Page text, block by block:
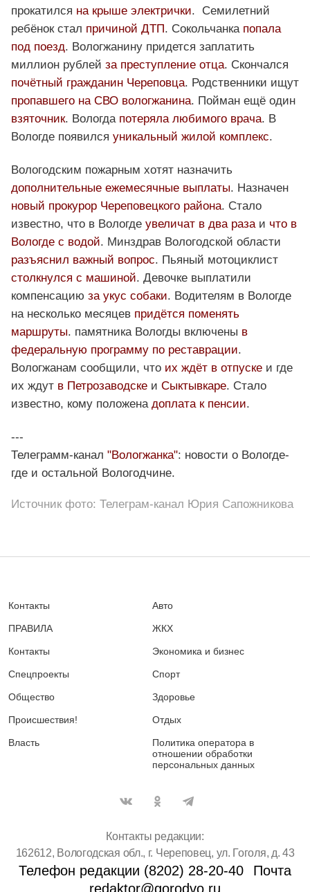
прокатился на крыше электрички. Семилетний
ребёнок стал причиной ДТП. Сокольчанка попала
под поезд. Вологжанину придется заплатить
миллион рублей за преступление отца. Скончался
почётный гражданин Череповца. Родственники ищут
пропавшего на СВО вологжанина. Пойман ещё один
взяточник. Вологда потеряла любимого врача. В
Вологде появился уникальный жилой комплекс.
Вологодским пожарным хотят назначить
дополнительные ежемесячные выплаты. Назначен
новый прокурор Череповецкого района. Стало
известно, что в Вологде увеличат в два разаи что в
Вологде с водой. Минздрав Вологодской области
разъяснил важный вопрос. Пьяный мотоциклист
столкнулся с машиной. Девочке выплатили
компенсацию за укус собаки. Водителям в Вологде
на несколько месяцев придётся поменять
маршруты. памятника Вологды включены в
федеральную программу по реставрации.
Вологжанам сообщили, что их ждёт в отпуске и где
их ждут в Петрозаводске и Сыктывкаре. Стало
известно, кому положена доплата к пенсии.
---
Телеграмм-канал "Вологжанка": новости о Вологде-
где и остальной Вологодчине.
Источник фото: Телеграм-канал Юрия Сапожникова
Контакты
ПРАВИЛА
Контакты
Спецпроекты
Общество
Происшествия!
Власть
Авто
ЖКХ
Экономика и бизнес
Спорт
Здоровье
Отдых
Политика оператора в
отношении обработки
персональных данных
Контакты редакции:
162612, Вологодская обл., г. Череповец, ул. Гоголя, д. 43
Телефон редакции (8202) 28-20-40
Почта
redaktor@gorodvo.ru